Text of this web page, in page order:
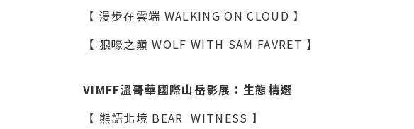
【 漫步在雲端 WALKING ON CLOUD 】
【 狼嚎之巔 WOLF WITH SAM FAVRET 】
VIMFF溫哥華國際山岳影展：生態精選
【 熊語北境 BEAR WITNESS 】